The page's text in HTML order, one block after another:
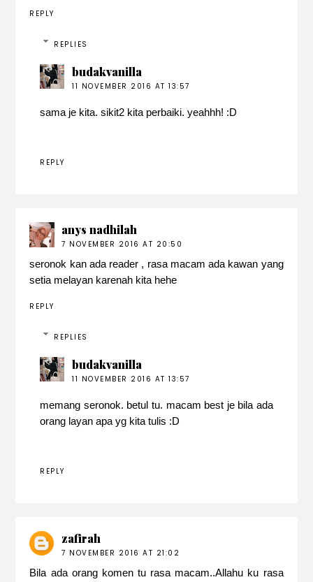
REPLY
REPLIES
budakvanilla
11 NOVEMBER 2016 AT 13:57
sama je kita. sikit2 kita perbaiki. yeahhh! :D
REPLY
anys nadhilah
7 NOVEMBER 2016 AT 20:50
seronok kan ada reader , rasa macam ada kawan yang
setia melayan karenah kita hehe
REPLY
REPLIES
budakvanilla
11 NOVEMBER 2016 AT 13:57
memang seronok. betul tu. macam best je bila ada
orang layan apa yg kita tulis :D
REPLY
zafirah
7 NOVEMBER 2016 AT 21:02
Bila ada orang komen tu rasa macam..Allahu ku rasa